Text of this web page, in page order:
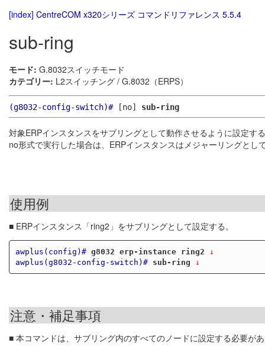
[index] CentreCOM x320シリーズ コマンドリファレンス 5.5.4
sub-ring
モード: G.8032スイッチモード
カテゴリー: L2スイッチング / G.8032（ERPS）
(g8032-config-switch)#[no] sub-ring
対象ERPインスタンスをサブリングとして動作させるように設定す
no形式で実行した場合は、ERPインスタンスはメジャーリングとし
使用例
■ ERPインスタンス「ring2」をサブリングとして設定する。
awplus(config)# g8032 erp-instance ring2 ↓
awplus(g8032-config-switch)#
sub-ring ↓
注意・補足事項
■ 本コマンドは、サブリング内のすべてのノードに設定する必要が